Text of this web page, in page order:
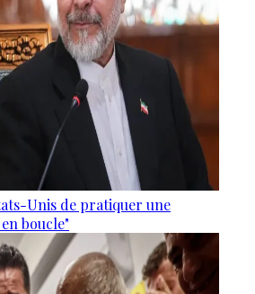
Unis de pratiquer une
boucle"